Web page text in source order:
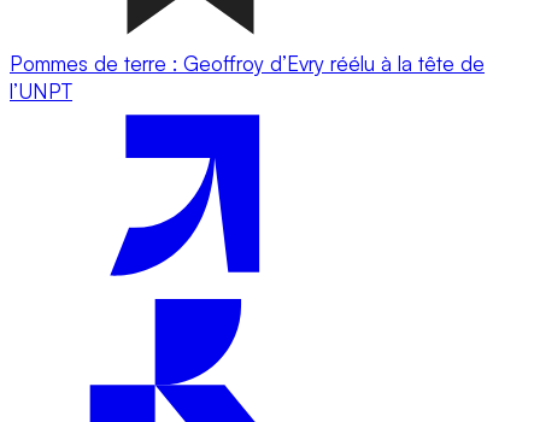
Pommes de terre : Geoffroy d’Evry réélu à la tête de
l’UNPT